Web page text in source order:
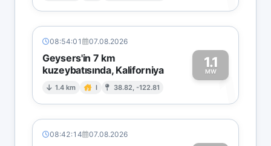
08:54:01 07.08.2026
Geysers'in 7 km
kuzeybatısında, Kaliforniya
1.4 km I 38.82, -122.81
1.1
MW1
08:42:14 07.08.2026